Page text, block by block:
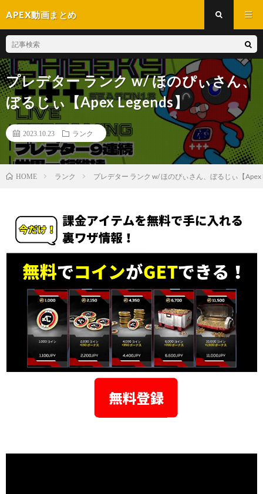
APEX動画まとめ
プレデター ランク w/ ほのぴぃさん、
ぼるじぃ【Apex Legends】
2023.10.23 ランク
HOME ランク プレデター ランク w/ ほのぴぃさん、ぼるじぃ【